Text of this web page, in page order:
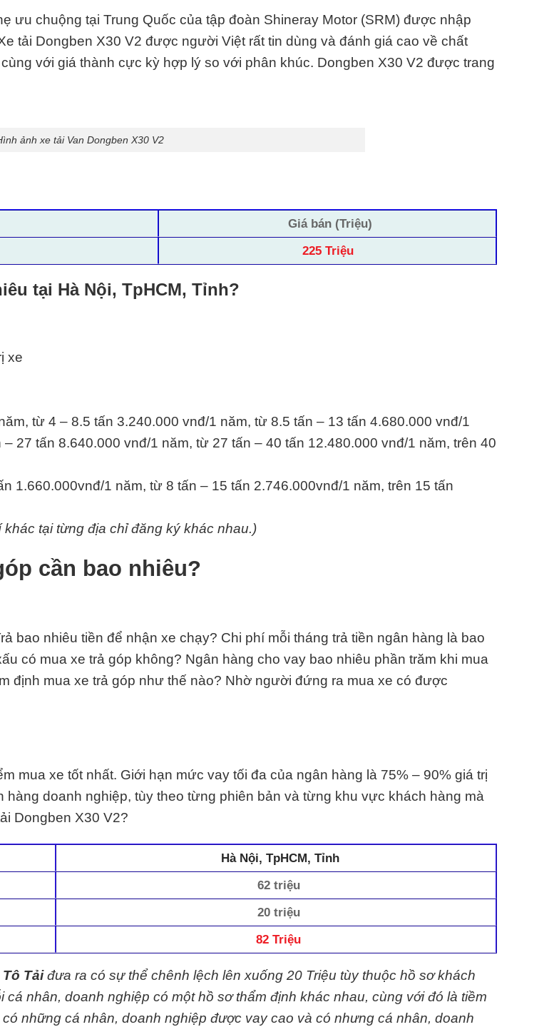
ưu chuộng tại Trung Quốc của tập đoàn Shineray Motor (SRM) được nhập
tải Dongben X30 V2 được người Việt rất tin dùng và đánh giá cao về chất
với giá thành cực kỳ hợp lý so với phân khúc. Dongben X30 V2 được trang
ảnh xe tải Van Dongben X30 V2
Giá bán (Triệu)
225 Triệu
tại Hà Nội, TpHCM, Tỉnh?
xe
từ 4 – 8.5 tấn 3.240.000 vnđ/1 năm, từ 8.5 tấn – 13 tấn 4.680.000 vnđ/1
27 tấn 8.640.000 vnđ/1 năm, từ 27 tấn – 40 tấn 12.480.000 vnđ/1 năm, trên 40
1.660.000vnđ/1 năm, từ 8 tấn – 15 tấn 2.746.000vnđ/1 năm, trên 15 tấn
tại từng địa chỉ đăng ký khác nhau.)
cần bao nhiêu?
bao nhiêu tiền để nhận xe chạy? Chi phí mỗi tháng trả tiền ngân hàng là bao
có mua xe trả góp không? Ngân hàng cho vay bao nhiêu phần trăm khi mua
định mua xe trả góp như thế nào? Nhờ người đứng ra mua xe có được
mua xe tốt nhất. Giới hạn mức vay tối đa của ngân hàng là 75% – 90% giá trị
doanh nghiệp, tùy theo từng phiên bản và từng khu vực khách hàng mà
Dongben X30 V2?
Hà Nội, TpHCM, Tỉnh
62 triệu
20 triệu
82 Triệu
Tô Tảiđưa ra có sự thể chênh lệch lên xuống 20 Triệu tùy thuộc hồ sơ khách
nhân, doanh nghiệp có một hồ sơ thẩm định khác nhau, cùng với đó là tiềm
những cá nhân, doanh nghiệp được vay cao và có nhưng cá nhân, doanh